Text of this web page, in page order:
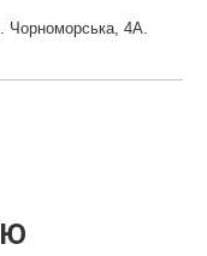
Чорноморська, 4А.